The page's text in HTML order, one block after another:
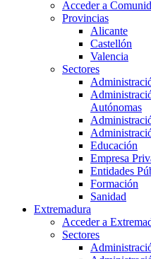
Acceder a
Provincias
Alicante
Castellón
Valencia
Sectores
Autónomas
Educación
Empresa
Entidades
Formación
Sanidad
Extremadura
Acceder a
Sectores